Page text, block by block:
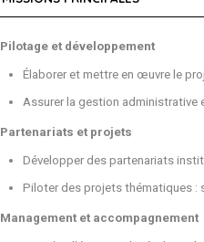
1. Pilotage et développement
Élaborer et mettre en œuvre le
Assurer la gestion administrative
2. Partenariats et projets
Développer des partenariats
Piloter des projets thématiques :
3. Management et accompagnement